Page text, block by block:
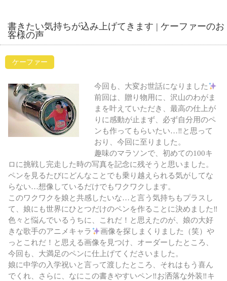
書きたい気持ちが込み上げてきます | ケーファーのお
客様の声
ケーファー
今回も、大変お世話になりました
前回は、贈り物用に、沢山のわがま
まを叶えていただき、最高の仕上が
りに感動が止まず、必ず自分用のペ
ンも作ってもらいたい…‼︎と思って
おり、今回に至りました。
趣味のマラソンで、初めての100キ
ロに挑戦し完走した時の写真を記念に残そうと思いました。
ペンを見るたびにどんなことでも乗り越えられる気がしてな
らない…想像しているだけでもワクワクします。
このワクワクを娘と共感したいな…と言う気持ちもプラスし
て、娘にも世界にひとつだけのペンを作ることに決めました‼︎
色々と悩んでいるうちに、これだ！と思えたのが、娘の大好
きな歌手のアニメキャラ
画像を探しまくりました（笑）や
っとこれだ！と思える画像を見つけ、オーダーしたところ、
今回も、大満足のペンに仕上げてくださいました。
娘に中学の入学祝いと言って渡したところ、それはもう喜ん
でくれ、さらに、なにこの書きやすいペン‼︎お洒落な外装‼︎キ